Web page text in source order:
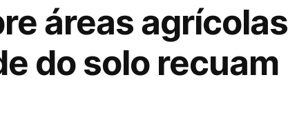
áreas agrícolas
do solo recuam